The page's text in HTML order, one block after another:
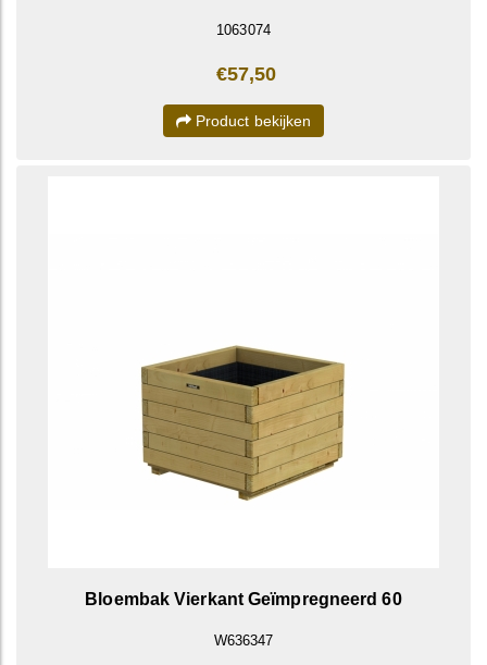
1063074
€57,50
Product bekijken
Bloembak Vierkant Geïmpregneerd 60
W636347